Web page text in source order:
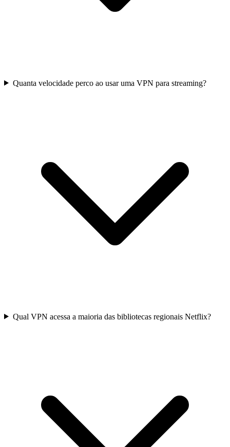
Quanta velocidade perco ao usar uma VPN para streaming?
Qual VPN acessa a maioria das bibliotecas regionais Netflix?